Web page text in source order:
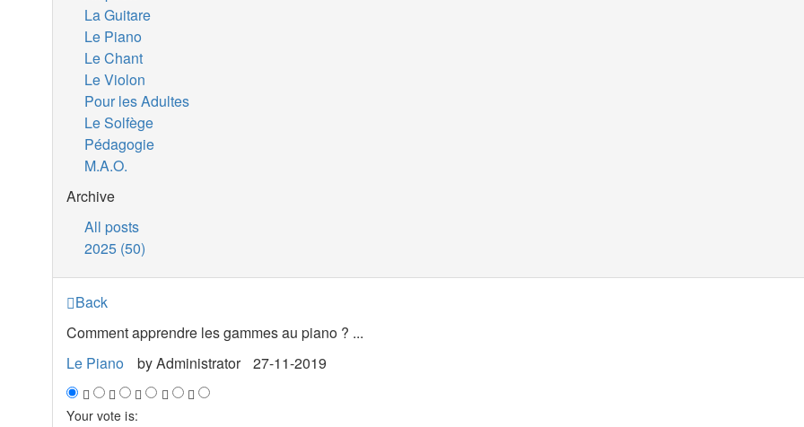
La Guitare
Le Piano
Le Chant
Le Violon
Pour les Adultes
Le Solfège
Pédagogie
M.A.O.
Archive
All posts
2025 (50)
Back
Comment apprendre les gammes au piano ? ...
Le Piano
byAdministrator 27-11-2019
Your vote is: